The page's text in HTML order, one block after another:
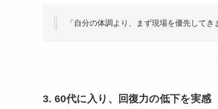
「自分の体調より、まず現場を優先してき
3. 60代に入り、回復力の低下を実感